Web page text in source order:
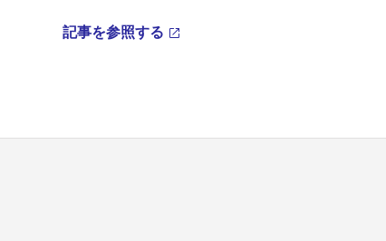
記事を参照する